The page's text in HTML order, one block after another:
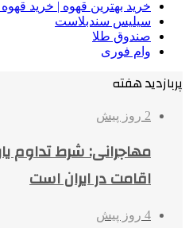
خرید بهترین قهوه | خرید
سیلیس سندبلاست
صندوق طلا
وام فوری
پربازدید هفته
2 روز پیش
مهاجرانی: شرط تداوم
اقامت در ایران است
4 روز پیش